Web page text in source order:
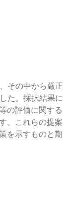
その中から厳正
た。採択結果に
の評価に関する
。これらの提案
を示すものと期